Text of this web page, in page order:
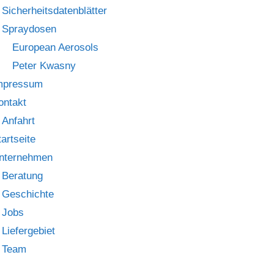
Sicherheitsdatenblätter
Spraydosen
European Aerosols
Peter Kwasny
Anfahrt
Beratung
Geschichte
Jobs
Liefergebiet
Team